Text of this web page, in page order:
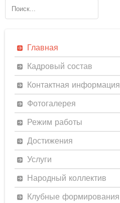
Главная
Кадровый состав
Контактная информация
Фотогалерея
Режим работы
Достижения
Услуги
Народный коллектив
Клубные формирования